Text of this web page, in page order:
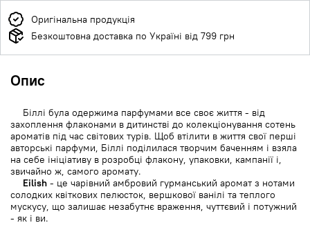
Оригінальна продукція
Безкоштовна доставка по Україні від 799 грн
Опис
Біллі була одержима парфумами все своє життя - від
захоплення флаконами в дитинстві до колекціонування сотень
ароматів під час світових турів. Щоб втілити в життя свої перші
авторські парфуми, Біллі поділилася творчим баченням і взяла
на себе ініціативу в розробці флакону, упаковки, кампанії і,
звичайно ж, самого аромату.
Eilish - це чарівний амбровий гурманський аромат з нотами
солодких квіткових пелюсток, вершкової ванілі та теплого
мускусу, що залишає незабутнє враження, чуттєвий і потужний
- як і ви.